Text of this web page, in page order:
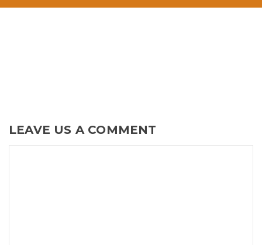
LEAVE US A COMMENT